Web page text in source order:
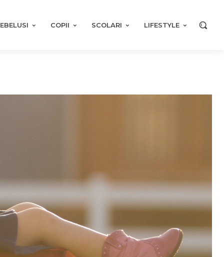
COPII SCOLARI LIFESTYLE